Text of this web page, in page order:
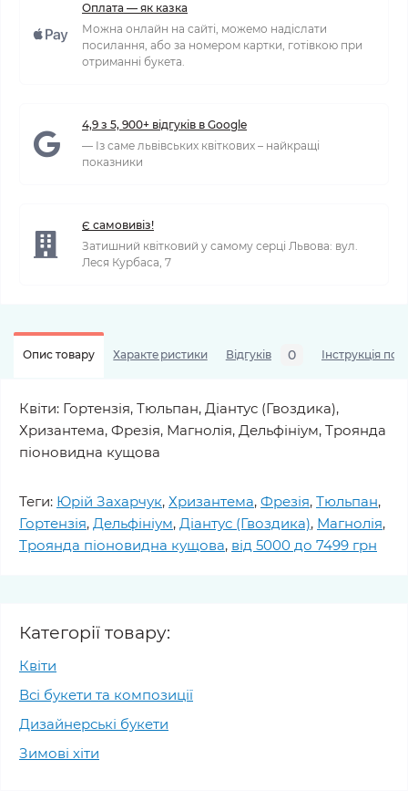
Оплата — як казка
Можна онлайн на сайті, можемо надіслати
посилання, або за номером картки, готівкою при
отриманні букета.
4,9 з 5, 900+ відгуків в Google
— Із саме львівських квіткових – найкращі
показники
Є самовивіз!
Затишний квітковий у самому серці Львова: вул.
Леся Курбаса, 7
Опис товару Характеристики Відгуків 0 Інструкція по
Квіти: Гортензія, Тюльпан, Діантус (Гвоздика),
Хризантема, Фрезія, Магнолія, Дельфініум, Троянда
піоновидна кущова
Теги: Юрій Захарчук, Хризантема, Фрезія, Тюльпан,
Гортензія, Дельфініум, Діантус (Гвоздика), Магнолія,
Троянда піоновидна кущова, від 5000 до 7499 грн
Категорії товару:
Квіти
Всі букети та композиції
Дизайнерські букети
Зимові хіти